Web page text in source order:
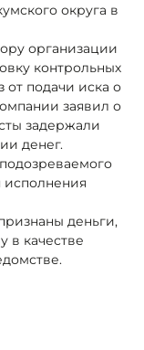
округа в
организации
контрольных
от подачи иска о
заявил о
задержали
денег.
исполнения
деньги,
в качестве